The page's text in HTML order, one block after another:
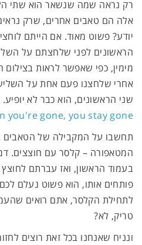
רק נראה שמה שנשאר הוא שתי
אלה הם טאבים אחרים, שרק נראים
יודע? פשוט מאוד. אם הייתם
הראשונים לפני שלחצתם על
מימין, כפי שאפשר לראות בצילום
אחרי שלחצנו פעם אחת על
שני הראשונים, הוא כבר לא
you're gone, you stay gone
תחשבו על המקבילה של הטאבים
המטאפורה – קלסר עם חוצצים.
בעמוד הראשון, ואז עברתם
פותחים אותו, הוא פשוט נעלם
לתחילת הקלסר, אתם רואים
טריק, לא?
ונניח שאנחנו בכל זאת רוצים